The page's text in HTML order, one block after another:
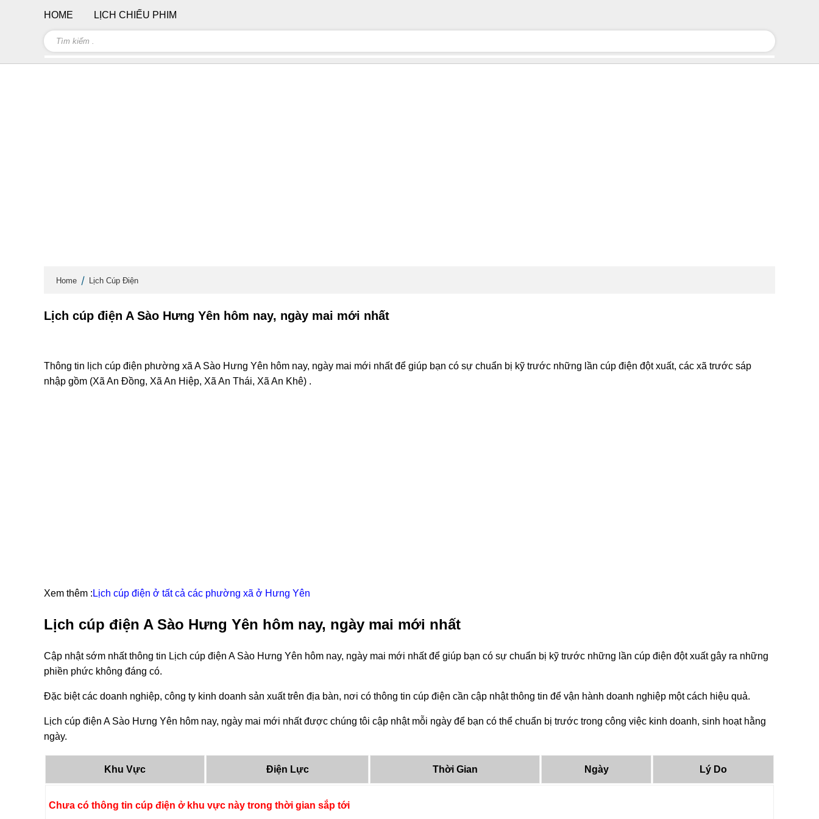
Home Lịch Cúp Điện
Lịch cúp điện A Sào Hưng Yên hôm nay, ngày mai mới nhất
Thông tin lịch cúp điện phường xã A Sào Hưng Yên hôm nay, ngày mai mới nhất để giúp bạn có sự chuẩn bị kỹ trước những lần cúp điện đột xuất, các xã trước sáp
nhập gồm (Xã An Đồng, Xã An Hiệp, Xã An Thái, Xã An Khê) .
Xem thêm : Lịch cúp điện ở tất cả các phường xã ở Hưng Yên
Lịch cúp điện A Sào Hưng Yên hôm nay, ngày mai mới nhất
Cập nhật sớm nhất thông tin Lịch cúp điện A Sào Hưng Yên hôm nay, ngày mai mới nhất để giúp bạn có sự chuẩn bị kỹ trước những lần cúp điện đột xuất gây ra những
phiền phức không đáng có.
Đặc biệt các doanh nghiệp, công ty kinh doanh sản xuất trên địa bàn, nơi có thông tin cúp điện cần cập nhật thông tin để vận hành doanh nghiệp một cách hiệu quả.
Lịch cúp điện A Sào Hưng Yên hôm nay, ngày mai mới nhất được chúng tôi cập nhật mỗi ngày để bạn có thể chuẩn bị trước trong công việc kinh doanh, sinh hoạt hằng
ngày.
Khu Vực Điện Lực Thời Gian Ngày Lý Do
Chưa có thông tin cúp điện ở khu vực này trong thời gian sắp tới
HOME LỊCH CHIẾU PHIM